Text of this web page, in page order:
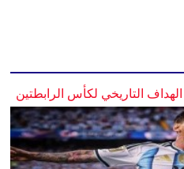
التاريخي لكأس الرابطتين